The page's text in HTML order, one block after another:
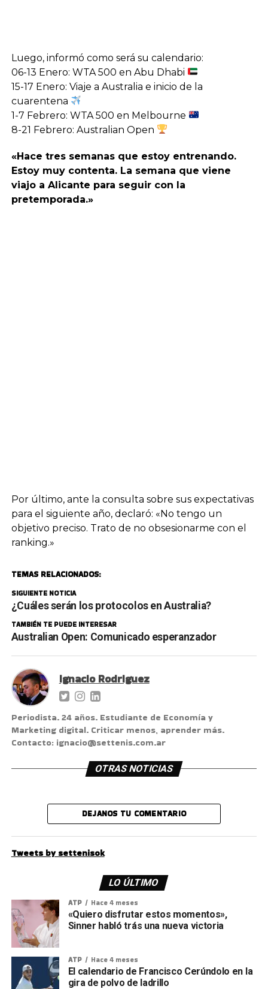
Luego, informó como será su calendario:
06-13 Enero: WTA 500 en Abu Dhabi
15-17 Enero: Viaje a Australia e inicio de la
cuarentena
1-7 Febrero: WTA 500 en Melbourne
8-21 Febrero: Australian Open
«Hace tres semanas que estoy entrenando.
Estoy muy contenta. La semana que viene
viajo a Alicante para seguir con la
pretemporada.»
Por último, ante la consulta sobre sus expectativas
para el siguiente año, declaró: «No tengo un
objetivo preciso. Trato de no obsesionarme con el
ranking.»
TEMAS RELACIONADOS:
SIGUIENTE NOTICIA
¿Cuáles serán los protocolos en Australia?
TAMBIÉN TE PUEDE INTERESAR
Australian Open: Comunicado esperanzador
Ignacio Rodriguez
Periodista. 24 años. Estudiante de Economía y
Marketing digital. Criticar menos, aprender más.
Contacto: ignacio@settenis.com.ar
OTRAS NOTICIAS
DEJANOS TU COMENTARIO
Tweets by settenisok
LO ÚLTIMO
ATP Hace 4 meses
«Quiero disfrutar estos momentos»,
Sinner habló trás una nueva victoria
ATP Hace 4 meses
El calendario de Francisco Cerúndolo en la
gira de polvo de ladrillo